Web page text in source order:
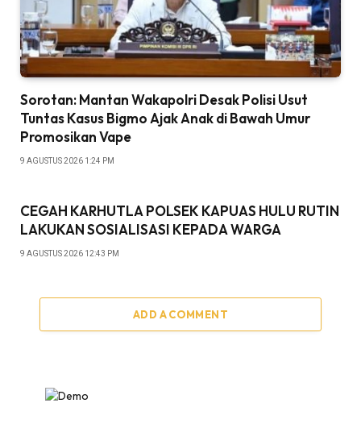
Sorotan: Mantan Wakapolri Desak Polisi Usut
Tuntas Kasus Bigmo Ajak Anak di Bawah Umur
Promosikan Vape
9 AGUSTUS 2026 1:24 PM
CEGAH KARHUTLA POLSEK KAPUAS HULU RUTIN
LAKUKAN SOSIALISASI KEPADA WARGA
9 AGUSTUS 2026 12:43 PM
ADD A COMMENT